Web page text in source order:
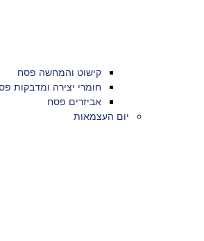
קישוט והמחשה פסח
חומרי יצירה ומדבקות פסח
אביזרים פסח
יום העצמאות